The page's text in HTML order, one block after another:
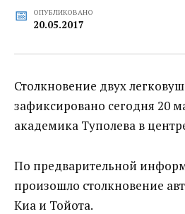
ОПУБЛИКОВАНО
20.05.2017
Столкновение двух
зафиксировано сегодня 20
академика Туполева в
По предварительной
произошло столкновение
Киа и Тойота.